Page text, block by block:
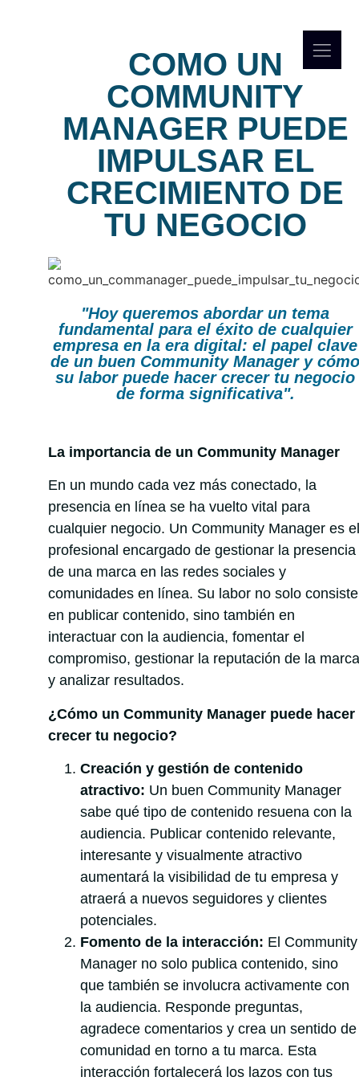
COMO UN
COMMUNITY
MANAGER PUEDE
IMPULSAR EL
CRECIMIENTO DE
TU NEGOCIO
"Hoy queremos abordar un tema
fundamental para el éxito de cualquier
empresa en la era digital: el papel clave
de un buen Community Manager y cómo
su labor puede hacer crecer tu negocio
de forma significativa".
La importancia de un Community Manager
En un mundo cada vez más conectado, la
presencia en línea se ha vuelto vital para
cualquier negocio. Un Community Manager es el
profesional encargado de gestionar la presencia
de una marca en las redes sociales y
comunidades en línea. Su labor no solo consiste
en publicar contenido, sino también en
interactuar con la audiencia, fomentar el
compromiso, gestionar la reputación de la marca
y analizar resultados.
¿Cómo un Community Manager puede hacer
crecer tu negocio?
Creación y gestión de contenido
atractivo: Un buen Community Manager
sabe qué tipo de contenido resuena con la
audiencia. Publicar contenido relevante,
interesante y visualmente atractivo
aumentará la visibilidad de tu empresa y
atraerá a nuevos seguidores y clientes
potenciales.
Fomento de la interacción: El Community
Manager no solo publica contenido, sino
que también se involucra activamente con
la audiencia. Responde preguntas,
agradece comentarios y crea un sentido de
comunidad en torno a tu marca. Esta
interacción fortalecerá los lazos con tus